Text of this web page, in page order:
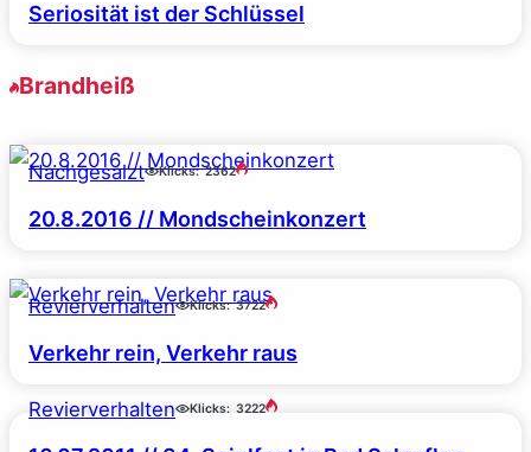
Seriosität ist der Schlüssel
Brandheiß
Nachgesalzt Klicks: 2362
20.8.2016 // Mondscheinkonzert
Revierverhalten Klicks: 3722
Verkehr rein, Verkehr raus
Revierverhalten Klicks: 3222